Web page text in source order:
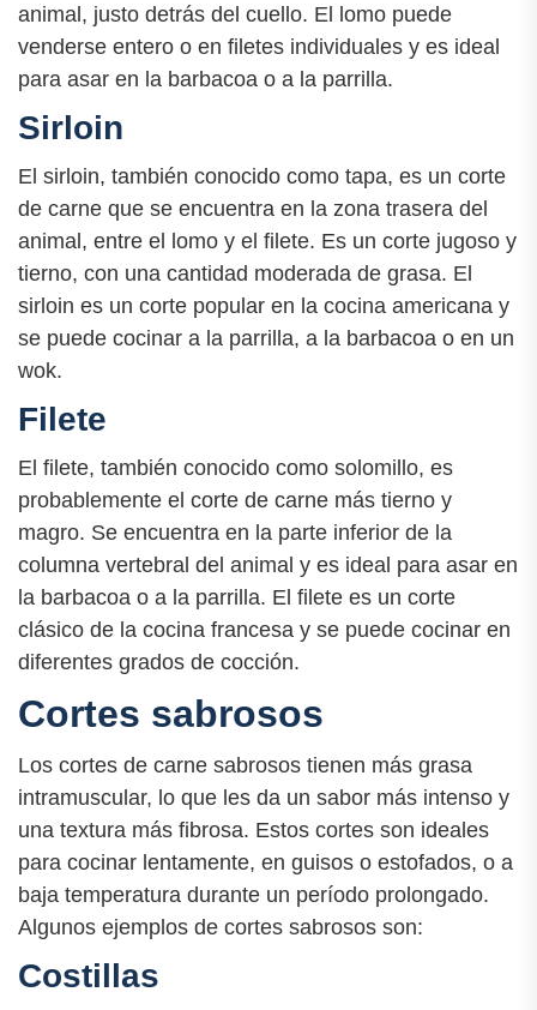
animal, justo detrás del cuello. El lomo puede
venderse entero o en filetes individuales y es ideal
para asar en la barbacoa o a la parrilla.
Sirloin
El sirloin, también conocido como tapa, es un corte
de carne que se encuentra en la zona trasera del
animal, entre el lomo y el filete. Es un corte jugoso y
tierno, con una cantidad moderada de grasa. El
sirloin es un corte popular en la cocina americana y
se puede cocinar a la parrilla, a la barbacoa o en un
wok.
Filete
El filete, también conocido como solomillo, es
probablemente el corte de carne más tierno y
magro. Se encuentra en la parte inferior de la
columna vertebral del animal y es ideal para asar en
la barbacoa o a la parrilla. El filete es un corte
clásico de la cocina francesa y se puede cocinar en
diferentes grados de cocción.
Cortes sabrosos
Los cortes de carne sabrosos tienen más grasa
intramuscular, lo que les da un sabor más intenso y
una textura más fibrosa. Estos cortes son ideales
para cocinar lentamente, en guisos o estofados, o a
baja temperatura durante un período prolongado.
Algunos ejemplos de cortes sabrosos son:
Costillas